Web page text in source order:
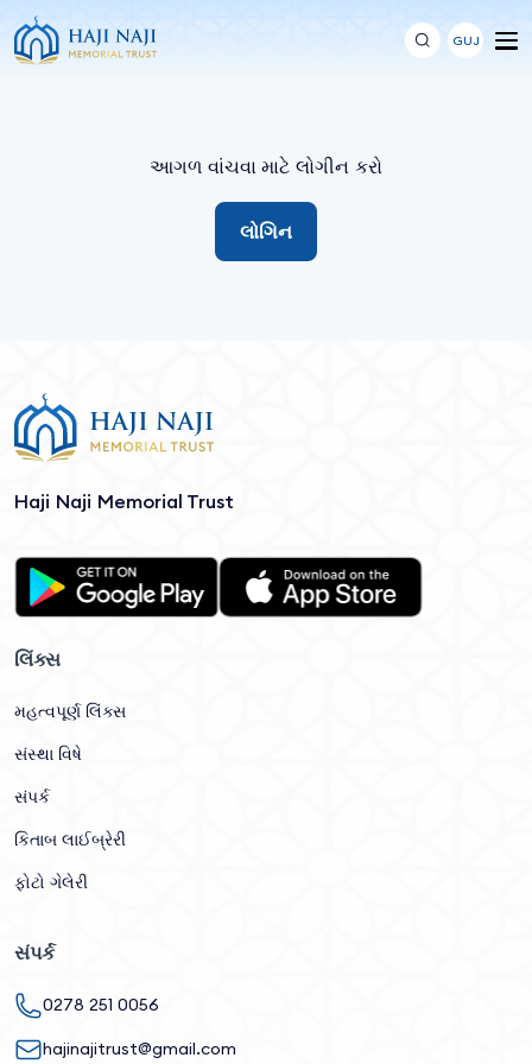
GUJ
આગળ વાંચવા માટે લોગીન કરો
લોગિન
Haji Naji Memorial Trust
લિંક્સ
મહત્વપૂર્ણ લિંક્સ
સંસ્થા વિષે
સંપર્ક
કિતાબ લાઈબ્રેરી
ફોટો ગેલેરી
સંપર્ક
0278 251 0056
hajinajitrust@gmail.com